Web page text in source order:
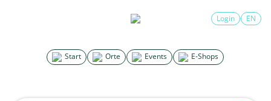
Start Orte Events E-Shops
Login EN×